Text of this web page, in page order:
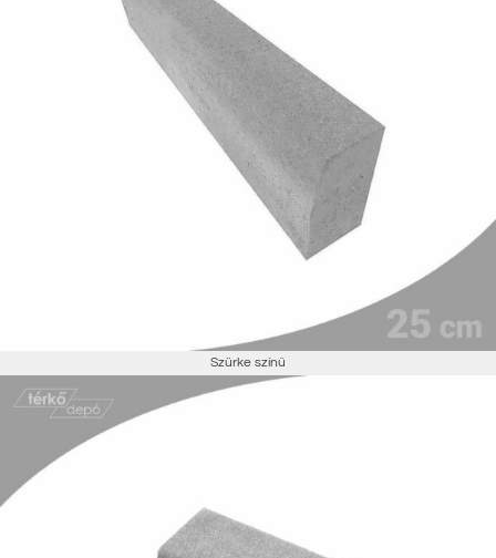
Szürke színű